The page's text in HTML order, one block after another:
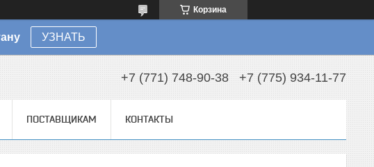
Корзина
УЗНАТЬ
+7 (771) 748-90-38 +7 (775) 934-11-77
ПОСТАВЩИКАМ КОНТАКТЫ